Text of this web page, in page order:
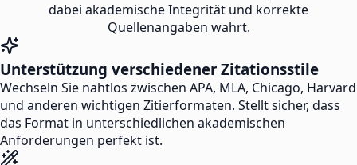
dabei akademische Integrität und korrekte
Quellenangaben wahrt.
Unterstützung verschiedener Zitationsstile
Wechseln Sie nahtlos zwischen APA, MLA, Chicago, Harvard
und anderen wichtigen Zitierformaten. Stellt sicher, dass
das Format in unterschiedlichen akademischen
Anforderungen perfekt ist.